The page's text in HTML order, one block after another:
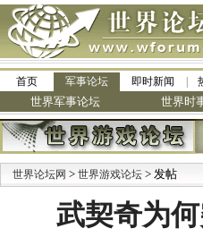
首页 军事论坛 即时新闻
世界军事论坛 世界时
世界论坛网 > 世界游戏论坛 > 发帖
武契奇为